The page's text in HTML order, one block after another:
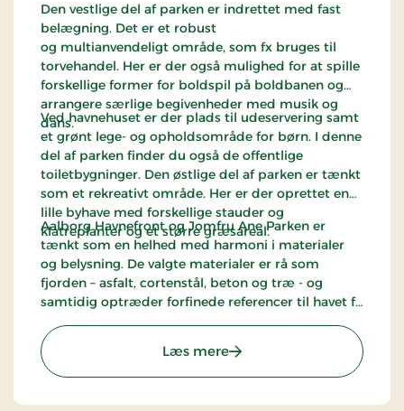
Den vestlige del af parken er indrettet med fast
belægning. Det er et robust
og multianvendeligt område, som fx bruges til
torvehandel. Her er der også mulighed for at spille
forskellige former for boldspil på boldbanen og
arrangere særlige begivenheder med musik og
dans.
Ved havnehuset er der plads til udeservering samt
et grønt lege- og opholdsområde for børn. I denne
del af parken finder du også de offentlige
toiletbygninger. Den østlige del af parken er tænkt
som et rekreativt område. Her er der oprettet en
lille byhave med forskellige stauder og
klatreplanter og et større græsareal.
Aalborg Havnefront og Jomfru Ane Parken er
tænkt som en helhed med harmoni i materialer
og belysning. De valgte materialer er rå som
fjorden – asfalt, cortenstål, beton og træ - og
samtidig optræder forfinede referencer til havet fx
Læs mere: Jomfru Ane Parken